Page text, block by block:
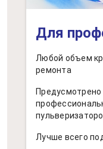
Для
Любой объем
ремонта
Предусмотрено
Лучше всего